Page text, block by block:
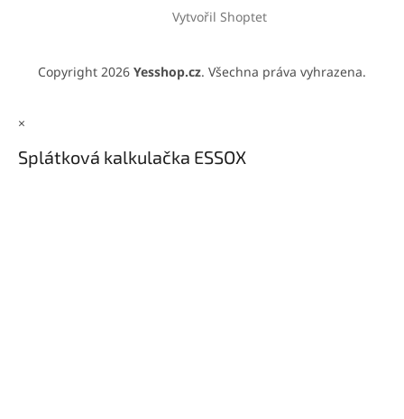
Vytvořil Shoptet
Copyright 2026 Yesshop.cz. Všechna práva vyhrazena.
×
Splátková kalkulačka ESSOX